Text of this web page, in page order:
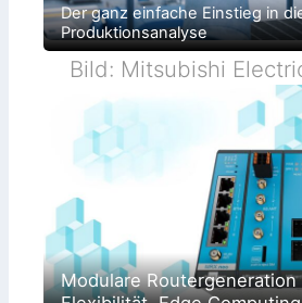
Der ganz einfache Einstieg in
Produktionsanalyse
Bild: Mitsubishi
Modulare